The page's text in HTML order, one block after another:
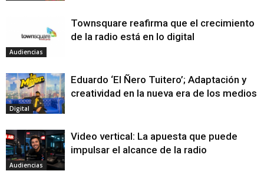
Audiencias
Townsquare reafirma que el crecimiento
de la radio está en lo digital
Digital
Eduardo ‘El Ñero Tuitero’; Adaptación y
creatividad en la nueva era de los medios
Audiencias
Video vertical: La apuesta que puede
impulsar el alcance de la radio